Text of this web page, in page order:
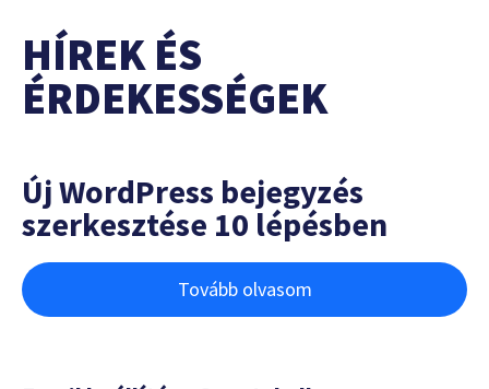
HÍREK ÉS
ÉRDEKESSÉGEK
Új WordPress bejegyzés
szerkesztése 10 lépésben
Tovább olvasom